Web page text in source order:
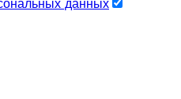
данных